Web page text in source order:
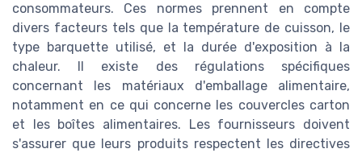
consommateurs. Ces normes prennent en compte
divers facteurs tels que la température de cuisson, le
type barquette utilisé, et la durée d'exposition à la
chaleur. Il existe des régulations spécifiques
concernant les matériaux d'emballage alimentaire,
notamment en ce qui concerne les couvercles carton
et les boîtes alimentaires. Les fournisseurs doivent
s'assurer que leurs produits respectent les directives